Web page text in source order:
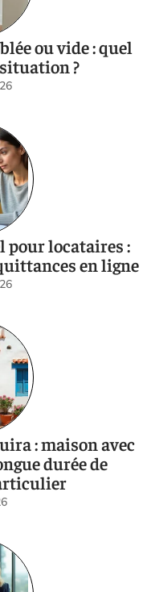
ou vide : quel
?
pour locataires :
en ligne
: maison avec
durée de